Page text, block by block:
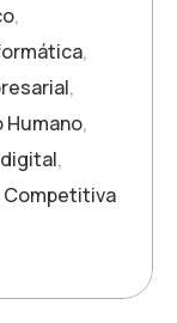
,
,
,
Humano,
,
Competitiva